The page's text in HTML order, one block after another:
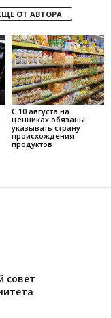
ОТ АВТОРА
С 10 августа на
ценниках обязаны
указывать страну
происхождения
продуктов
совет